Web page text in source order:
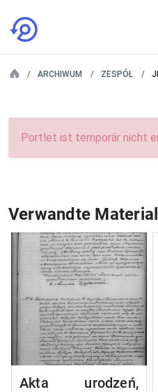
ARCHIWUM ZESPÓŁ
Portlet ist temporär nicht
Verwandte
Akta urodzeń,